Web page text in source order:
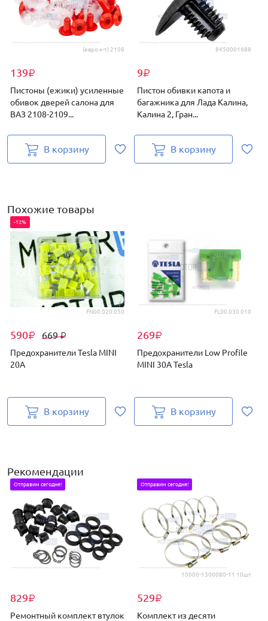
(евро к-т) 2108
139₽
Пистоны (ежики) усиленные
обивок дверей салона для
ВАЗ 2108-2109...
В корзину
8450001688
9₽
Пистон обивки капота и
багажника для Лада Калина,
Калина 2, Гран...
В корзину
Похожие товары
FN00.020.050
590₽ 669₽
-12%
Предохранители Tesla MINI
20A
В корзину
FL00.030.010
269₽
Предохранители Low Profile
MINI 30А Tesla
В корзину
Рекомендации
829₽
Отправим сегодня!
Ремонтный комплект втулок
10000-1300080-11 10шт
529₽
Отправим сегодня!
Комплект из десяти